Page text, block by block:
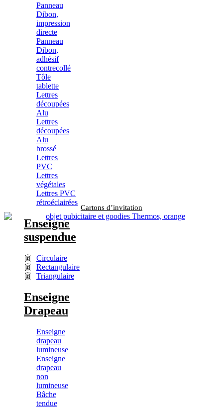
Panneau
Dibon,
impression
directe
Panneau
Dibon,
adhésif
contrecollé
Tôle
tablette
Lettres
découpées
Alu
Lettres
découpées
Alu
brossé
Lettres
PVC
Lettres
végétales
Lettres PVC
rétroéclairées
Enseigne
suspendue
Circulaire
Rectangulaire
Triangulaire
Enseigne
Drapeau
Enseigne
drapeau
lumineuse
Enseigne
drapeau
non
lumineuse
Bâche
tendue
Cartons d’invitation